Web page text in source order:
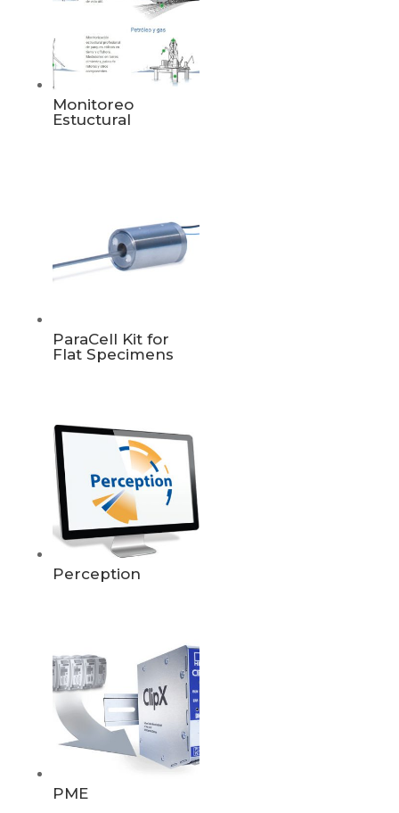
Monitoreo
Estuctural
ParaCell Kit for
Flat Specimens
Perception
PME